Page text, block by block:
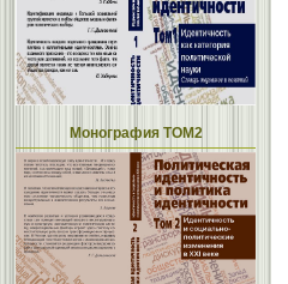
Монография ТОМ2